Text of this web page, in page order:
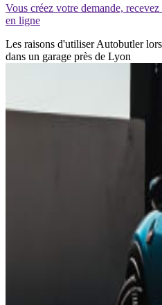
Vous créez votre demande,
en ligne
Les raisons d'utiliser Autobutler
dans un garage près de Lyon